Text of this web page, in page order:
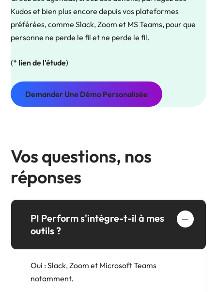
Kudos et bien plus encore depuis vos plateformes
préférées, comme Slack, Zoom et MS Teams, pour que
personne ne perde le fil et ne perde le fil.
(* lien de l'étude)
Demander Une Démo Personalisée
Vos questions, nos
réponses
PI Perform s'intègre-t-il à mes
outils ?
Oui : Slack, Zoom et Microsoft Teams
notamment.